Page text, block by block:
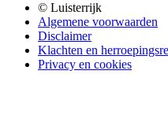
© Luisterrijk
Algemene voorwaarden
Disclaimer
Klachten en
Privacy en cookies